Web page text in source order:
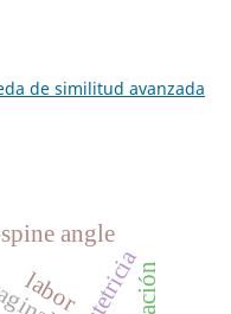
de similitud avanzada
labor
angle